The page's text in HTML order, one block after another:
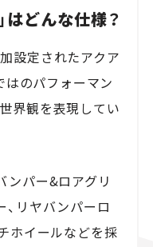
はどんな仕様？
設定されたアクア
はのパフォーマン
界観を表現してい
ンパー&ロアグリ
、リヤバンパーロ
ホイールなどを採